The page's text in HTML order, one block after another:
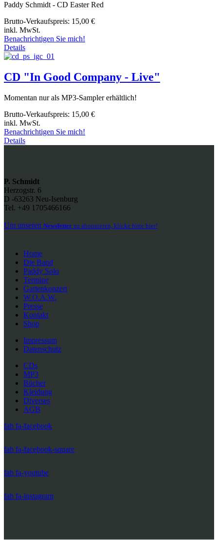
Paddy Schmidt - CD Easter Red
Brutto-Verkaufspreis: 15,00 €
inkl. MwSt.
Benachrichtigen Sie mich!
Details
CD "In Good Company - Live"
Momentan nur als MP3-Sampler erhältlich!
Brutto-Verkaufspreis: 15,00 €
inkl. MwSt.
Benachrichtigen Sie mich!
Details
P. Schmidt
Herzogstr. 6
D -63263 Neu-Isenburg
Tel. +49 1705466166
Um unseren Newsletter zu abonnieren, klicke bitte hier!
Home
Die Band
Paddy Solo
Termine
Gartenkonzert
W.O.A.W.
Presse
Kontakt
Shop
Impressum
Datenschutz
CDs
MP3
Bücher
Kleidung
Diverses
AGB
fab fa-facebook
fab fa-facebook-square
fab fa-youtube
fab fa-instagram